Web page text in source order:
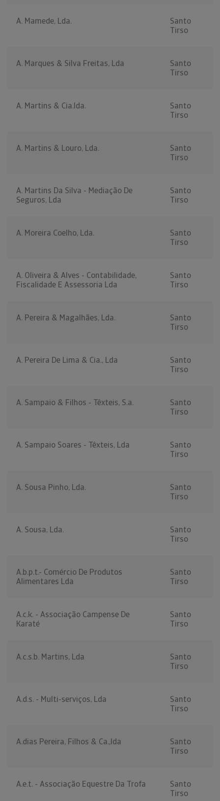
A. Mamede, Lda.
Santo
Tirso
A. Marques & Silva Freitas, Lda
Santo
Tirso
A. Martins & Cia.lda.
Santo
Tirso
A. Martins & Louro, Lda.
Santo
Tirso
A. Martins Da Silva - Mediação De
Seguros, Lda
Santo
Tirso
A. Moreira Coelho, Lda.
Santo
Tirso
A. Oliveira & Alves - Contabilidade,
Fiscalidade E Assessoria Lda
Santo
Tirso
A. Pereira & Magalhães, Lda.
Santo
Tirso
A. Pereira De Lima & Cia., Lda
Santo
Tirso
A. Sampaio & Filhos - Têxteis, S.a.
Santo
Tirso
A. Sampaio Soares - Têxteis, Lda
Santo
Tirso
A. Sousa Pinho, Lda.
Santo
Tirso
A. Sousa, Lda.
Santo
Tirso
A.b.p.t.- Comércio De Produtos
Alimentares Lda
Santo
Tirso
A.c.k. - Associação Campense De
Karaté
Santo
Tirso
A.c.s.b. Martins, Lda
Santo
Tirso
A.d.s. - Multi-serviços, Lda
Santo
Tirso
A.dias Pereira, Filhos & Ca.,lda
Santo
Tirso
A.e.t. - Associação Equestre Da Trofa
Santo
Tirso